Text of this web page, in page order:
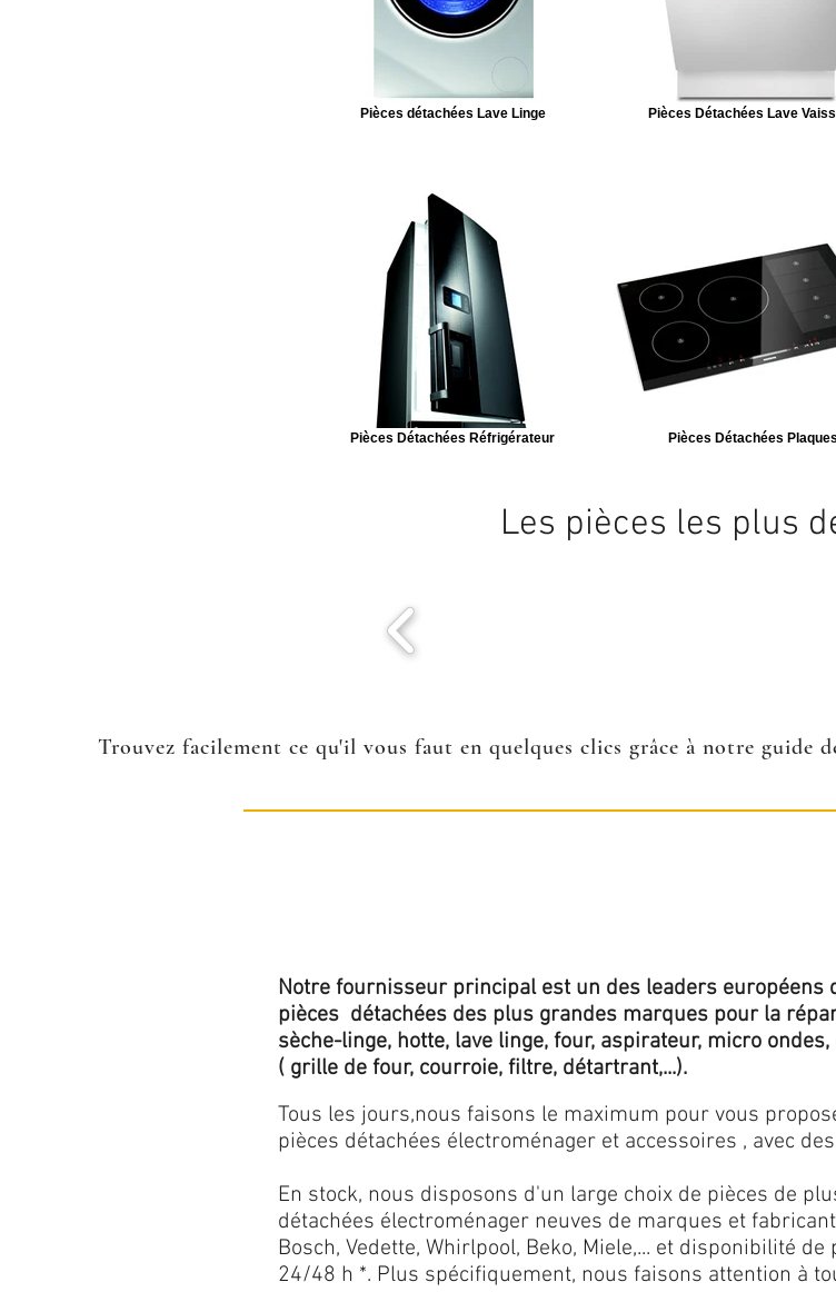
Pièces détachées Lave Linge Pièces Détachées Lave
Pièces Détachées Réfrigérateur Pièces Détachées Plaques
Les pièces les plus
Trouvez facilement ce qu'il vous faut en quelques clics grâce à notre guide
Notre fournisseur principal est un des leaders européens
pièces détachées des plus grandes marques pour la
sèche-linge, hotte, lave linge, four, aspirateur, micro
( grille de four, courroie, filtre, détartrant,...).
Tous les jours,nous faisons le maximum pour vous
pièces détachées électroménager et accessoires , avec
En stock, nous disposons d'un large choix de pièces de
détachées électroménager neuves de marques et
Bosch, Vedette, Whirlpool, Beko, Miele,... et disponibilité
24/48 h *. Plus spécifiquement, nous faisons attention à